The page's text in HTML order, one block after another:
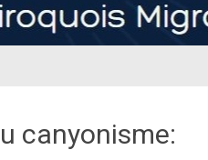
canyonisme: